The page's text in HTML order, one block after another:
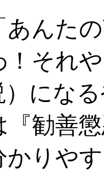
んたの
！それ
にな
勧善
りや